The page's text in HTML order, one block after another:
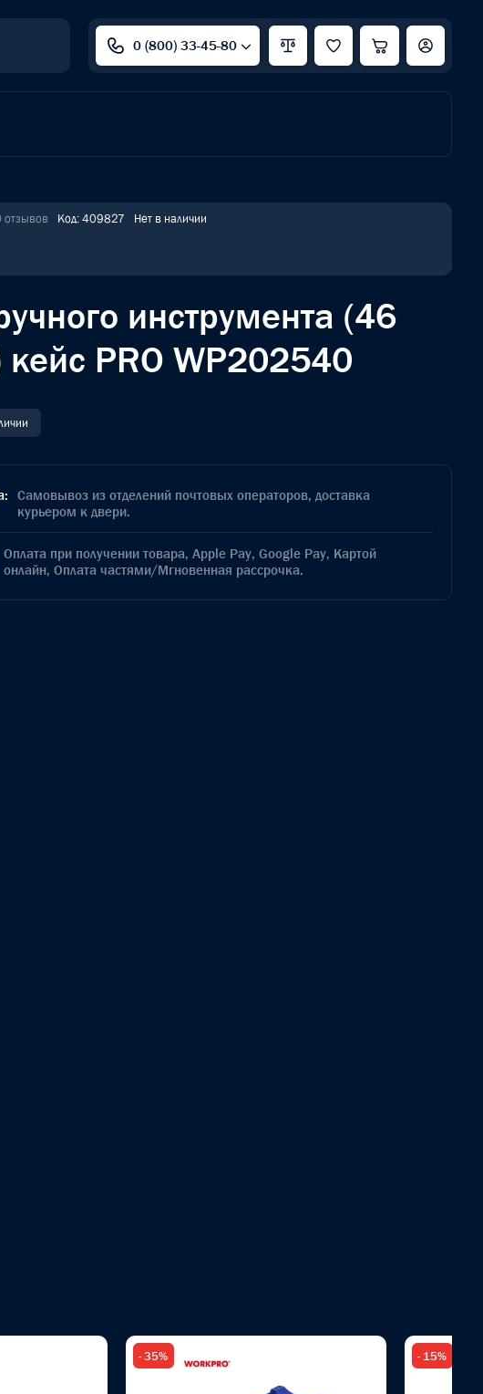
0 (800) 33-45-80
отзывов Код: 409827 Нет в наличии
инструмента (46
PRO WP202540
Самовывоз из отделений почтовых операторов, доставка
курьером к двери.
Оплата при получении товара, Apple Pay, Google Pay, Картой
онлайн, Оплата частями/Мгновенная рассрочка.
- 35% - 15%